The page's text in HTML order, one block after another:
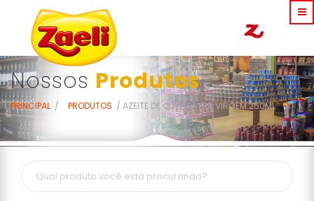
Nossos Produtos
PRINCIPAL PRODUTOS AZEITE DE OLIVA EXTRA VIRGEM 250ML